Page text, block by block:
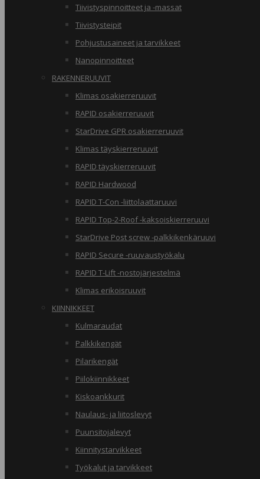
Tiivistyspinnoitteet ja -massat
Tiivistysteipit
Pohjustusaineet ja tarvikkeet
Nanopinnoitteet
RAKENNERUUVIT
Klimas osakierreruuvit
RAPID osakierreruuvit
StarDrive GPR osakierreruuvit
Klimas täyskierreruuvit
RAPID täyskierreruuvit
RAPID Hardwood
RAPID T-Con -liittolaattaruuvi
RAPID Top-2-Roof -kaksoiskierreruuvi
StarDrive Post screw -palkkikenkäruuvi
RAPID Secure -ruuvaustyökalu
RAPID T-Lift -nostojärjestelmä
Klimas erikoisruuvit
KIINNIKKEET
Kulmaraudat
Palkkikengät
Pilarikengät
Piilokiinnikkeet
Kiskoankkurit
Naulaus- ja liitoslevyt
Puunsitojalevyt
Kiinnitystarvikkeet
Työkalut ja tarvikkeet